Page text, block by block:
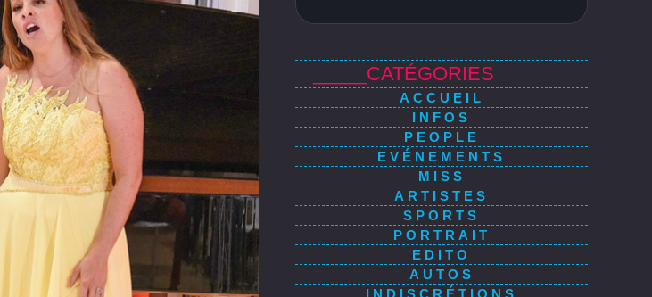
_____CATÉGORIES
ACCUEIL
INFOS
PEOPLE
EVÉNEMENTS
MISS
ARTISTES
SPORTS
PORTRAIT
EDITO
AUTOS
INDISCRÉTIONS